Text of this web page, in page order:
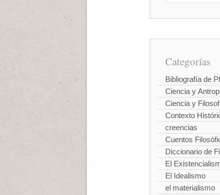
Categorías
Bibliografía de
Ciencia y
Ciencia y
Contexto
creencias
Cuentos
Diccionario de
El
El Idealismo
el materialismo